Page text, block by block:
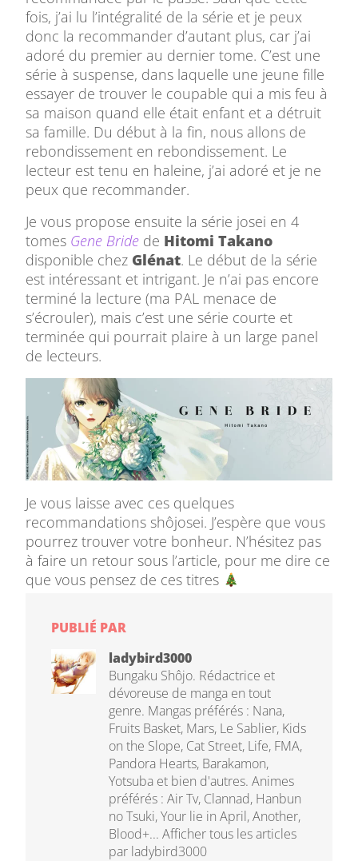
fois, j’ai lu l’intégralité de la série et je peux
donc la recommander d’autant plus, car j’ai
adoré du premier au dernier tome. C’est une
série à suspense, dans laquelle une jeune fille
essayer de trouver le coupable qui a mis feu à
sa maison quand elle était enfant et a détruit
sa famille. Du début à la fin, nous allons de
rebondissement en rebondissement. Le
lecteur est tenu en haleine, j’ai adoré et je ne
peux que recommander.
Je vous propose ensuite la série josei en 4
tomes Gene Bride de Hitomi Takano
disponible chez Glénat. Le début de la série
est intéressant et intrigant. Je n’ai pas encore
terminé la lecture (ma PAL menace de
s’écrouler), mais c’est une série courte et
terminée qui pourrait plaire à un large panel
de lecteurs.
Je vous laisse avec ces quelques
recommandations shôjosei. J’espère que vous
pourrez trouver votre bonheur. N’hésitez pas
à faire un retour sous l’article, pour me dire ce
que vous pensez de ces titres
PUBLIÉ PAR
ladybird3000
Bungaku Shôjo. Rédactrice et
dévoreuse de manga en tout
genre. Mangas préférés : Nana,
Fruits Basket, Mars, Le Sablier, Kids
on the Slope, Cat Street, Life, FMA,
Pandora Hearts, Barakamon,
Yotsuba et bien d'autres. Animes
préférés : Air Tv, Clannad, Hanbun
no Tsuki, Your lie in April, Another,
Blood+... Afficher tous les articles
par ladybird3000